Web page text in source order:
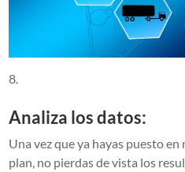
Analiza los datos:
Una vez que ya hayas puesto
plan, no pierdas de vista los